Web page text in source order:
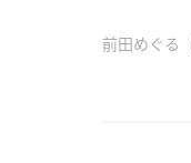
前田めぐる